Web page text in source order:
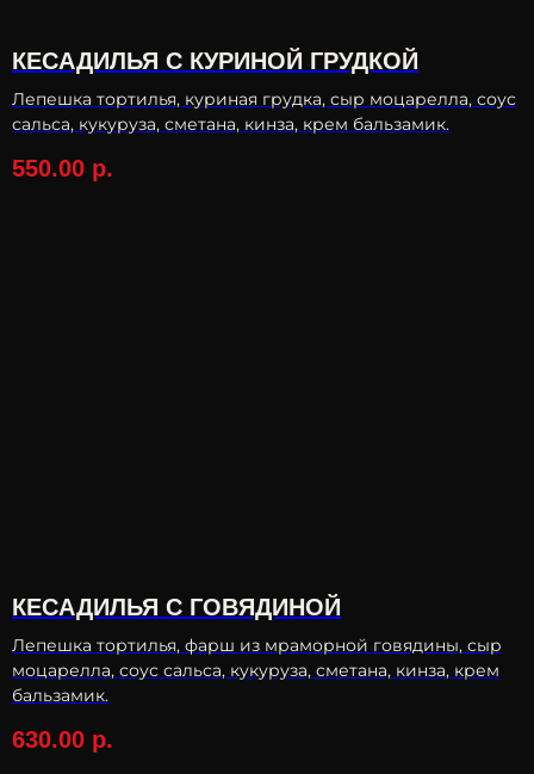
КЕСАДИЛЬЯ С КУРИНОЙ ГРУДКОЙ
Лепешка тортилья, куриная грудка, сыр моцарелла, соус
сальса, кукуруза, сметана, кинза, крем бальзамик.
550.00 р.
КЕСАДИЛЬЯ С ГОВЯДИНОЙ
Лепешка тортилья, фарш из мраморной говядины, сыр
моцарелла, соус сальса, кукуруза, сметана, кинза, крем
бальзамик.
630.00 р.